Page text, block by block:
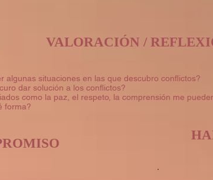
VALORACIÓN /
algunas situaciones en las que descubro conflictos?
dar solución a los conflictos?
como la paz, el respeto, la comprensión me
forma?